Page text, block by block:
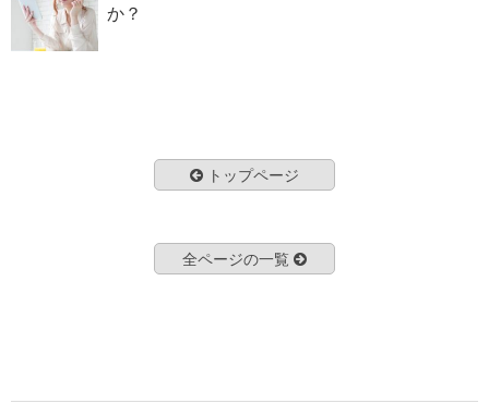
か？
トップページ
全ページの一覧